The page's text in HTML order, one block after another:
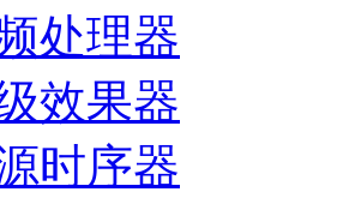
处理器
效果器
时序器